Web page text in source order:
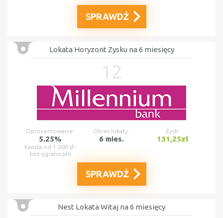
SPRAWDŹ
Lokata Horyzont Zysku na 6 miesięcy
12
Oprocentowanie: Okres lokaty: Zysk:
5.25% 6 mies. 131,25zł
Kwota od 1.000 zł -
bez ograniczeń
SPRAWDŹ
Nest Lokata Witaj na 6 miesięcy